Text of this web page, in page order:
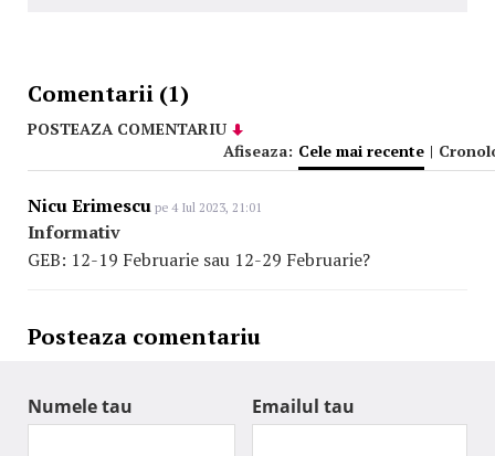
Comentarii (1)
POSTEAZA COMENTARIU
Afiseaza: Cele mai recente |
Nicu Erimescu pe 4 Iul 2023, 21:01
Informativ
GEB: 12-19 Februarie sau 12-29 Februarie?
Posteaza comentariu
Numele tau Emailul tau